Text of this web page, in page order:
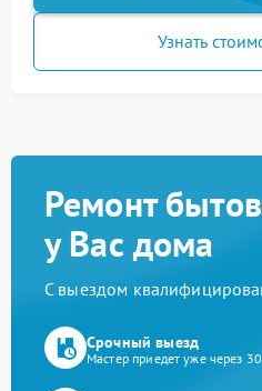
Узнать
Ремонт
у Вас дома
С выездом
Срочный выезд
Мастер приедет уже через